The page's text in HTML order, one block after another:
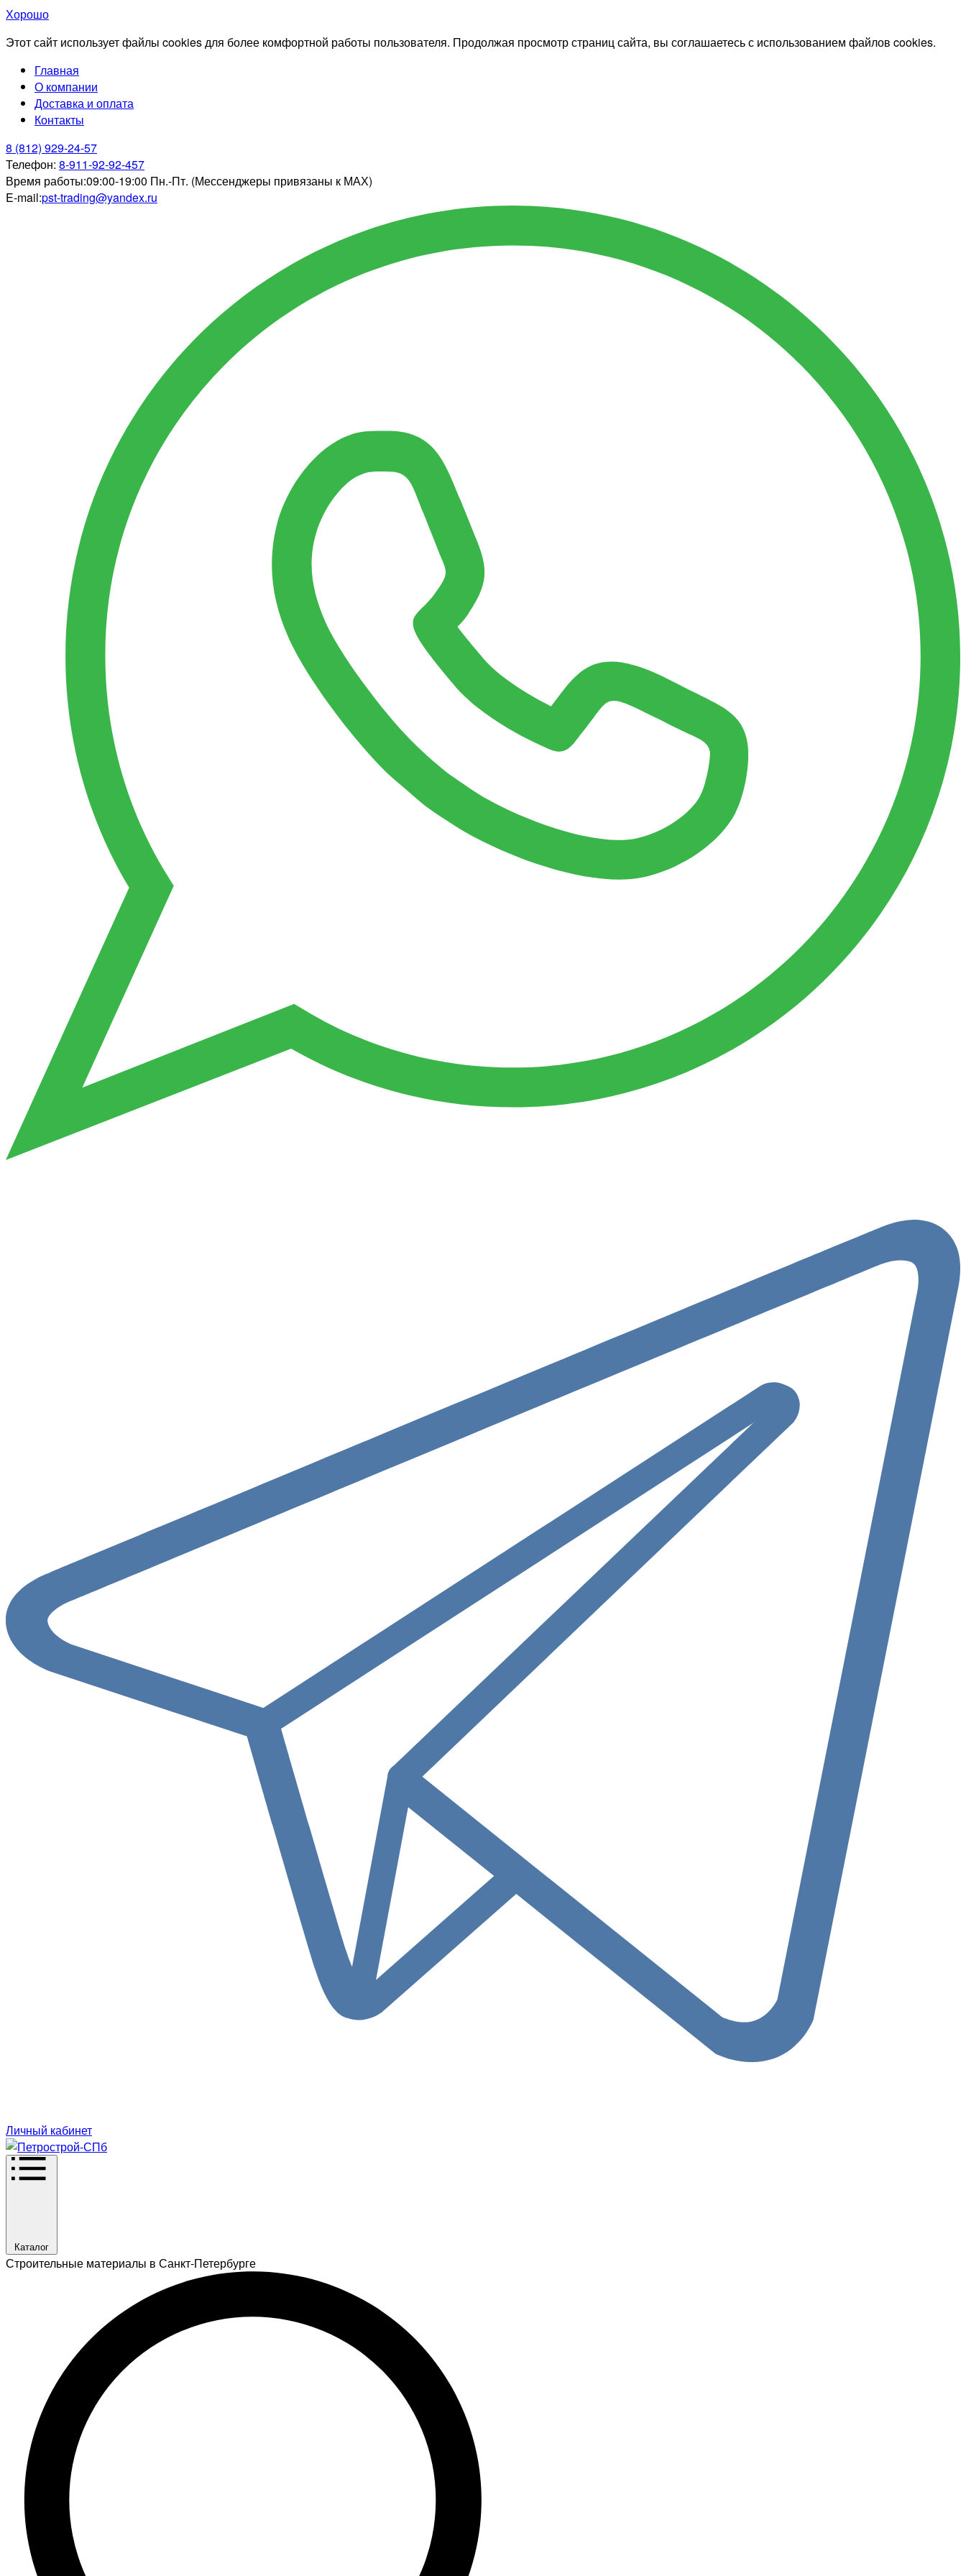
Хорошо
Этот сайт использует файлы cookies для более комфортной работы пользователя. Продолжая просмотр страниц сайта, вы соглашаетесь с использованием файлов cookies.
Главная
О компании
Доставка и оплата
Контакты
8 (812) 929-24-57
Телефон: 8-911-92-92-457
Время работы:09:00-19:00 Пн.-Пт. (Мессенджеры привязаны к МАХ)
E-mail:pst-trading@yandex.ru
Личный кабинет
Каталог
Строительные материалы в Санкт-Петербурге